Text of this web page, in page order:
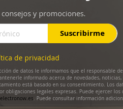
y promociones.
Suscribirme
de privacidad
de datos le informamos que el responsable
informado acerca de novedades,
está basado en su consentimiento. Los
obligaciones legales expresas. Puede ejercer los
. Puede consultar información